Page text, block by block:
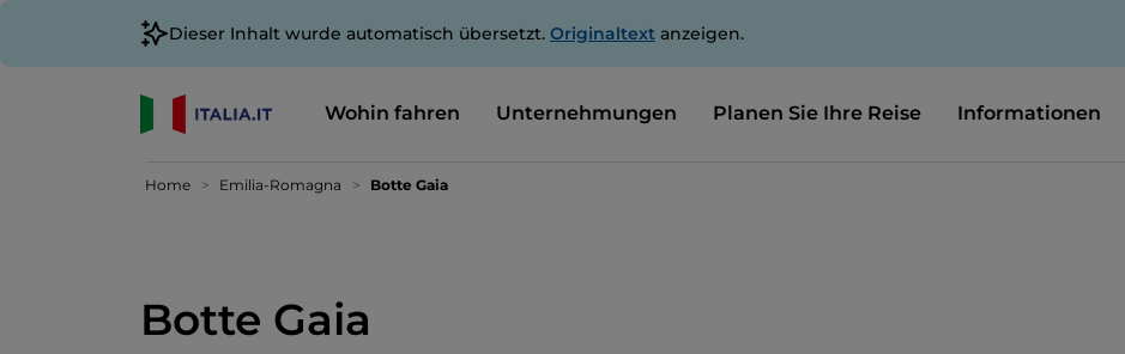
Dieser Inhalt wurde automatisch übersetzt. Originaltext anzeigen.
Wohin fahren Unternehmungen Planen Sie Ihre Reise Informationen
Home Emilia-Romagna Botte Gaia
Botte Gaia